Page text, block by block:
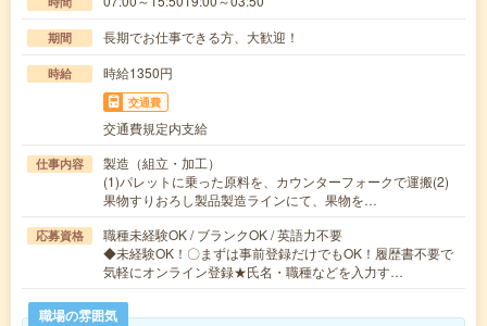
期間 長期でお仕事できる方、大歓迎！
時給 時給1350円
交通費
交通費規定内支給
仕事内容
製造（組立・加工）
(1)パレットに乗った原料を、カウンターフォークで運搬(2)
果物すりおろし製品製造ラインにて、果物を…
応募資格
職種未経験OK / ブランクOK / 英語力不要
◆未経験OK！〇まずは事前登録だけでもOK！履歴書不要で
気軽にオンライン登録★氏名・職種などを入力す…
職場の雰囲気